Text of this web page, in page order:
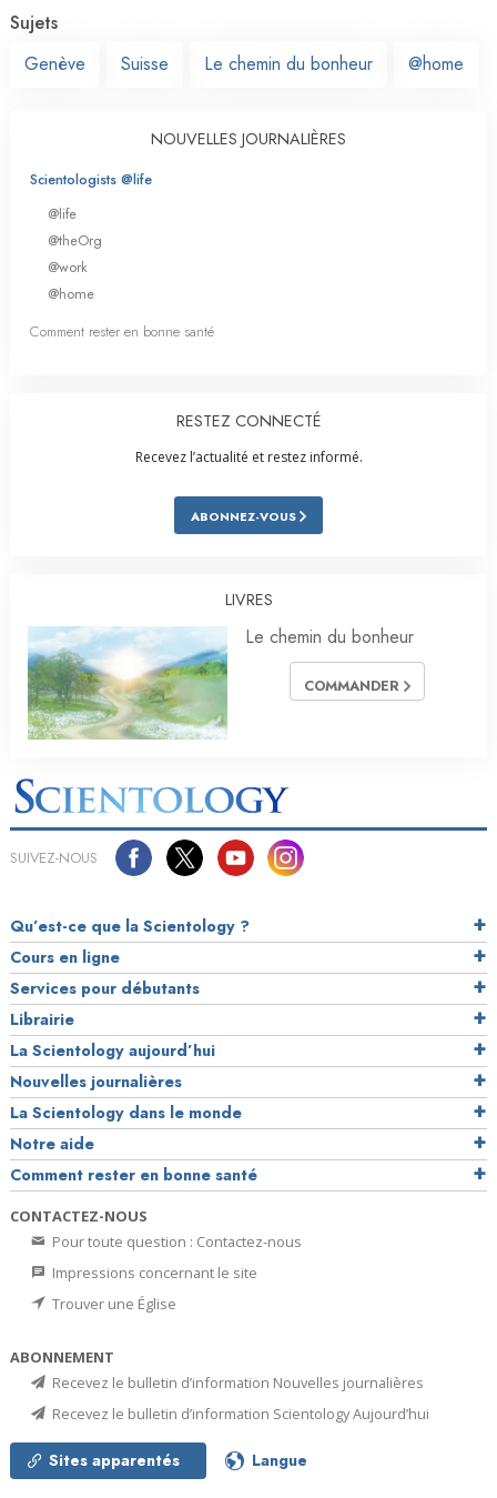
Sujets
Genève
Suisse Le chemin du bonheur @home
NOUVELLES JOURNALIÈRES
Scientologists @life
@life
@theOrg
@work
@home
Comment rester en bonne santé
RESTEZ CONNECTÉ
Recevez l’actualité et restez informé.
ABONNEZ-VOUS
LIVRES
Le chemin du bonheur
COMMANDER
SUIVEZ-NOUS
Qu’est-ce que la Scientology ?
Cours en ligne
Services pour débutants
Librairie
La Scientology aujourd’hui
Nouvelles journalières
La Scientology dans le monde
Notre aide
Comment rester en bonne santé
CONTACTEZ-NOUS
Pour toute question : Contactez-nous
Impressions concernant le site
Trouver une Église
ABONNEMENT
Recevez le bulletin d’information Nouvelles journalières
Recevez le bulletin d’information Scientology Aujourd’hui
Sites apparentés Langue